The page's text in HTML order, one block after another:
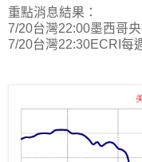
重點消息結果：
7/20台灣22:00墨西哥
7/20台灣22:30ECRI每